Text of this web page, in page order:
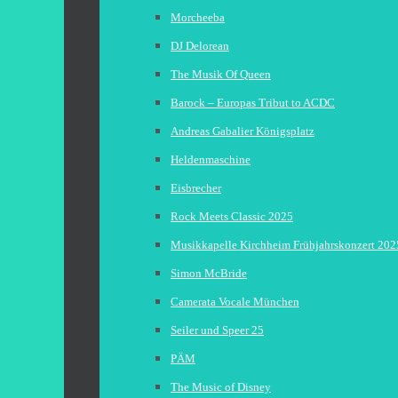
Morcheeba
DJ Delorean
The Musik Of Queen
Barock – Europas Tribut to ACDC
Andreas Gabalier Königsplatz
Heldenmaschine
Eisbrecher
Rock Meets Classic 2025
Musikkapelle Kirchheim Frühjahrskonzert
Simon McBride
Camerata Vocale München
Seiler und Speer 25
PÄM
The Music of Disney